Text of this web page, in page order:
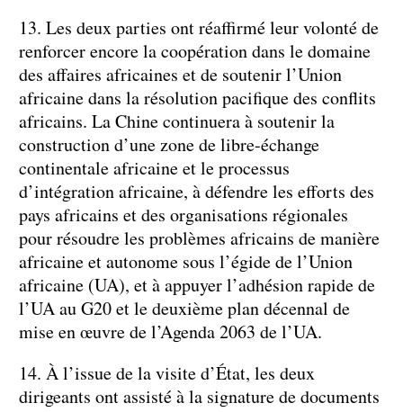
13. Les deux parties ont réaffirmé leur volonté de
renforcer encore la coopération dans le domaine
des affaires africaines et de soutenir l’Union
africaine dans la résolution pacifique des conflits
africains. La Chine continuera à soutenir la
construction d’une zone de libre-échange
continentale africaine et le processus
d’intégration africaine, à défendre les efforts des
pays africains et des organisations régionales
pour résoudre les problèmes africains de manière
africaine et autonome sous l’égide de l’Union
africaine (UA), et à appuyer l’adhésion rapide de
l’UA au G20 et le deuxième plan décennal de
mise en œuvre de l’Agenda 2063 de l’UA.
14. À l’issue de la visite d’État, les deux
dirigeants ont assisté à la signature de documents